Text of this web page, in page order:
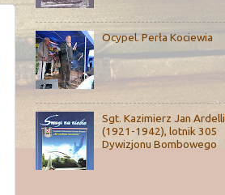
Ocypel. Perła Kociewia
Sgt. Kazimierz Jan Ardelli
(1921-1942), lotnik 305
Dywizjonu Bombowego